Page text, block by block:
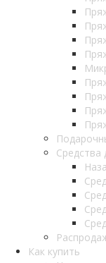
Средства
Как купить